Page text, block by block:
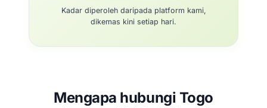
Kadar diperoleh daripada platform kami,
dikemas kini setiap hari.
Mengapa hubungi Togo